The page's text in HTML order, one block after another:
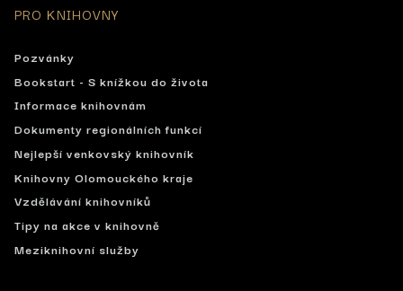
PRO KNIHOVNY
Pozvánky
Bookstart - S knížkou do života
Informace knihovnám
Dokumenty regionálních funkcí
Nejlepší venkovský knihovník
Knihovny Olomouckého kraje
Vzdělávání knihovníků
Tipy na akce v knihovně
Meziknihovní služby